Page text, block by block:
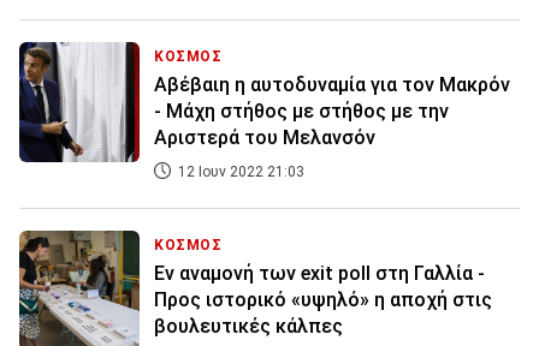
ΚΟΣΜΟΣ
Αβέβαιη η αυτοδυναμία για τον Μακρόν
- Μάχη στήθος με στήθος με την
Αριστερά του Μελανσόν
12 Ιουν 2022 21:03
ΚΟΣΜΟΣ
Εν αναμονή των exit poll στη Γαλλία -
Προς ιστορικό «υψηλό» η αποχή στις
βουλευτικές κάλπες